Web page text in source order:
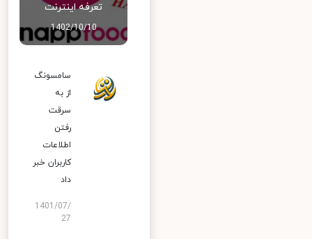
تعرفه اینترنت
1402/10/10
سامسونگ
از به
سرقت
رفتن
اطلاعات
کاربران خبر
داد
1401/07/
27